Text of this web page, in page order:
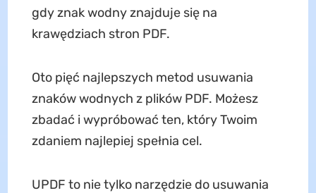
gdy znak wodny znajduje się na
krawędziach stron PDF.
Oto pięć najlepszych metod usuwania
znaków wodnych z plików PDF. Możesz
zbadać i wypróbować ten, który Twoim
zdaniem najlepiej spełnia cel.
UPDF to nie tylko narzędzie do usuwania